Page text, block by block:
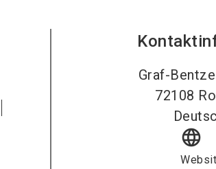
Graf-
72108
language